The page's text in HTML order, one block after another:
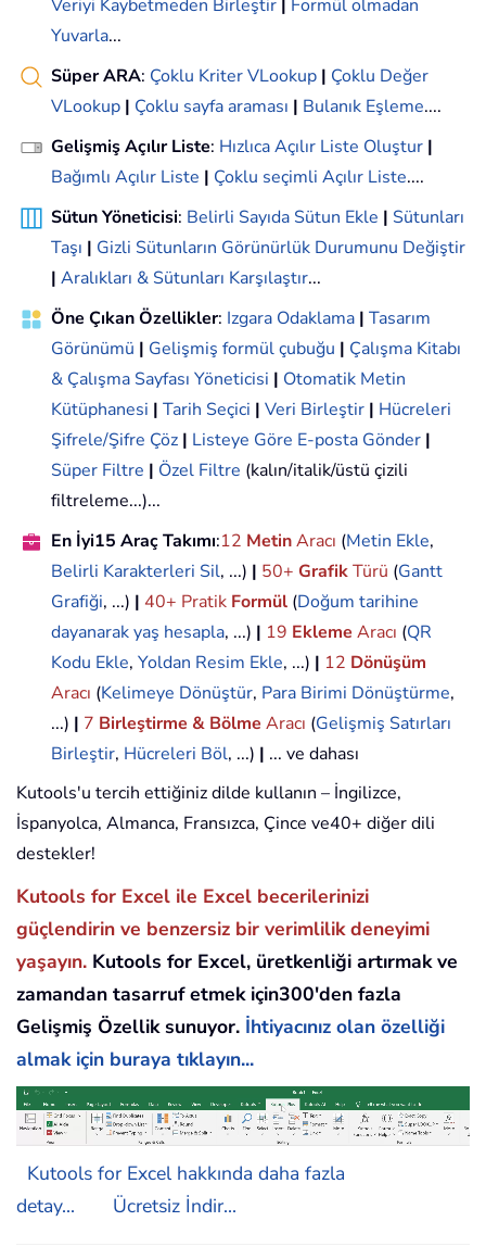
Veriyi Kaybetmeden Birleştir
Formül olmadan
Yuvarla...
Süper ARA: Çoklu Kriter VLookup | Çoklu Değer
VLookup | Çoklu sayfa araması | Bulanık Eşleme....
Gelişmiş Açılır Liste: Hızlıca Açılır Liste Oluştur |
Bağımlı Açılır Liste | Çoklu seçimli Açılır Liste....
Sütun Yöneticisi: Belirli Sayıda Sütun Ekle | Sütunları
Taşı | Gizli Sütunların Görünürlük Durumunu Değiştir
| Aralıkları & Sütunları Karşılaştır...
Öne Çıkan Özellikler: Izgara Odaklama | Tasarım
Görünümü | Gelişmiş formül çubuğu | Çalışma Kitabı
& Çalışma Sayfası Yöneticisi | Otomatik Metin
Kütüphanesi | Tarih Seçici | Veri Birleştir | Hücreleri
Şifrele/Şifre Çöz | Listeye Göre E-posta Gönder |
Süper Filtre | Özel Filtre (kalın/italik/üstü çizili
filtreleme...)...
En İyi15 Araç Takımı:12 MetinAracı (Metin Ekle,
Belirli Karakterleri Sil, ...) | 50+ GrafikTürü (Gantt
Grafiği, ...) | 40+ Pratik Formül (Doğum tarihine
dayanarak yaş hesapla, ...) | 19 Ekleme Aracı (QR
Kodu Ekle, Yoldan Resim Ekle, ...) | 12 Dönüşüm
Aracı (Kelimeye Dönüştür, Para Birimi Dönüştürme,
...) | 7 Birleştirme & Bölme Aracı (Gelişmiş Satırları
Birleştir, Hücreleri Böl, ...) | ... ve dahası
Kutools'u tercih ettiğiniz dilde kullanın – İngilizce,
İspanyolca, Almanca, Fransızca, Çince ve40+ diğer dili
destekler!
Kutools for Excel ile Excel becerilerinizi
güçlendirin ve benzersiz bir verimlilik deneyimi
yaşayın. Kutools for Excel, üretkenliği artırmak ve
zamandan tasarruf etmek için300'den fazla
Gelişmiş Özellik sunuyor. İhtiyacınız olan özelliği
almak için buraya tıklayın...
Kutools for Excel hakkında daha fazla
detay...
Ücretsiz İndir...